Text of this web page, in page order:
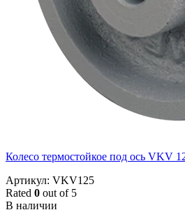
Колесо термостойкое под ось VKV
Артикул: VKV125
Rated 0 out of 5
В наличии